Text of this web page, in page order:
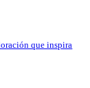
que inspira